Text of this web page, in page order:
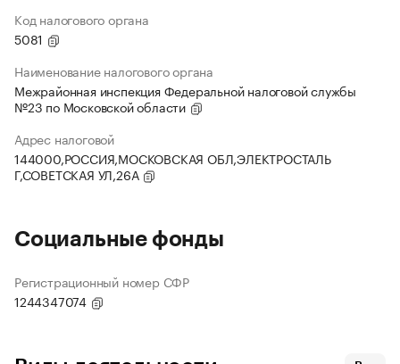
Код налогового органа
5081
Наименование налогового органа
Межрайонная инспекция Федеральной налоговой службы
№23 по Московской области
Адрес налоговой
144000,РОССИЯ,МОСКОВСКАЯ ОБЛ,ЭЛЕКТРОСТАЛЬ
Г,СОВЕТСКАЯ УЛ,26А
Социальные фонды
Регистрационный номер СФР
1244347074